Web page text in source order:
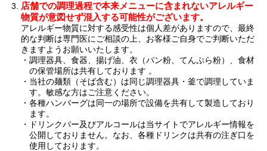
店舗での調理過程で本来メニューに含まれないアレルギー
物質が意図せず混入する可能性がございます。
アレルギー物質に対する感受性は個人差がありますので、最終
的な判断は専門医にご相談の上、お客様ご自身でご判断いただ
きますようお願いいたします。
調理器具、食器、揚げ油、衣（パン粉、てんぷら粉）、食材
の保管場所は共有しております 。
当社の麺類（そば含む）は同じ調理器具・釜で調理していま
す。敏感な方はご注意ください。
各種ハンバーグは同一の場所で設備を共有して製造しており
ます。
ドリンクバー及びアルコールは当サイトでアレルギー情報を
公開しておりません。なお、各種ドリンクは共有の注ぎ口を
使用しております。